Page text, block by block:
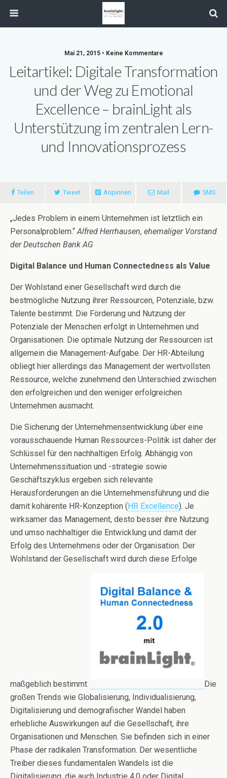
Mai 21, 2015 • Keine Kommentare
Leitartikel: Digitale Transformation
und der Weg zu Emotional
Excellence – brainLight als
Unterstützung im zentralen Lern-
und Innovationsprozess
Teilen Tweet Anpinnen Mail SMS
„Jedes Problem in einem Unternehmen ist letztlich ein
Personalproblem.“Alfred Herrhausen, ehemaliger Vorstand
der Deutschen Bank AG
Digital Balance und Human Connectedness als Value
Der Wohlstand einer Gesellschaft wird durch die
bestmögliche Nutzung ihrer Ressourcen, Potenziale, bzw.
Talente bestimmt. Die Förderung und Nutzung der
Potenziale der Menschen erfolgt in Unternehmen und
Organisationen. Die optimale Nutzung der Ressourcen ist
allgemein die Management-Aufgabe. Der HR-Abteilung
obliegt hier allerdings das Management der wertvollsten
Ressource, welche zunehmend den Unterschied zwischen
den erfolgreichen und den weniger erfolgreichen
Unternehmen ausmacht.
Die Sicherung der Unternehmensentwicklung über eine
vorausschauende Human Ressources-Politik ist daher der
Schlüssel für den nachhaltigen Erfolg. Abhängig von
Unternehmenssituation und -strategie sowie
Geschäftszyklus ergeben sich relevante
Herausforderungen an die Unternehmensführung und die
damit kohärente HR-Konzeption (HR Excellence). Je
wirksamer das Management, desto besser ihre Nutzung
und umso nachhaltiger die Entwicklung und damit der
Erfolg des Unternehmens oder der Organisation. Der
Wohlstand der Gesellschaft wird durch diese Erfolge
maßgeblich bestimmt.
Die
großen Trends wie Globalisierung, Individualisierung,
Digitalisierung und demografischer Wandel haben
erhebliche Auswirkungen auf die Gesellschaft, ihre
Organisationen und Menschen. Sie befinden sich in einer
Phase der radikalen Transformation. Der wesentliche
Treiber dieses fundamentalen Wandels ist die